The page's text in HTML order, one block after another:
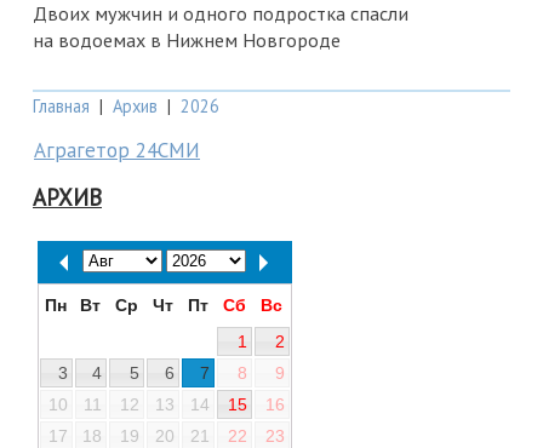
Двоих мужчин и одного подростка спасли
на водоемах в Нижнем Новгороде
Главная | Архив | 2026
Аграгетор 24СМИ
АРХИВ
Пн Вт Ср Чт Пт Сб
Вс
1
2
3
4 5 6 7 8
9
10
11 12 13 14 15
16
17
18 19 20 21 22
23